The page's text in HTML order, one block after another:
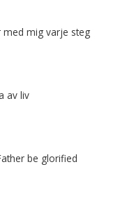
med mig varje steg
av liv
be glorified